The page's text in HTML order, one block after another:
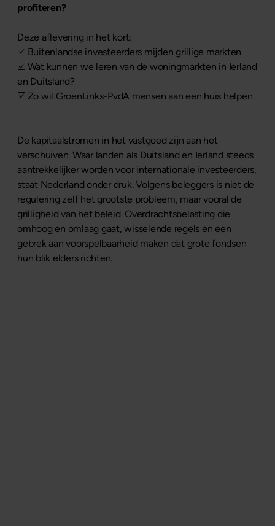
profiteren?
Deze aflevering in het kort:
☑️ Buitenlandse investeerders mijden grillige markten
☑️ Wat kunnen we leren van de woningmarkten in Ierland
en Duitsland?
☑️ Zo wil GroenLinks-PvdA mensen aan een huis helpen
De kapitaalstromen in het vastgoed zijn aan het
verschuiven. Waar landen als Duitsland en Ierland steeds
aantrekkelijker worden voor internationale investeerders,
staat Nederland onder druk. Volgens beleggers is niet de
regulering zelf het grootste probleem, maar vooral de
grilligheid van het beleid. Overdrachtsbelasting die
omhoog en omlaag gaat, wisselende regels en een
gebrek aan voorspelbaarheid maken dat grote fondsen
hun blik elders richten.